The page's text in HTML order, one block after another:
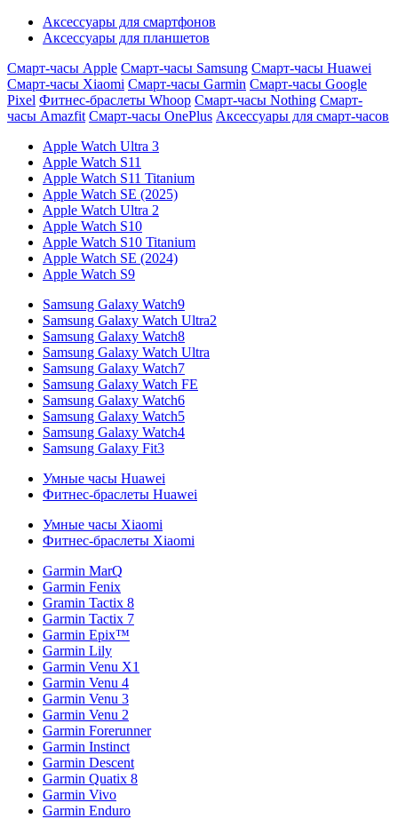
Аксессуары для смартфонов
Аксессуары для планшетов
Смарт-часы Apple Смарт-часы Samsung Смарт-часы Huawei
Смарт-часы Xiaomi Смарт-часы Garmin Смарт-часы Google
Pixel Фитнес-браслеты Whoop Смарт-часы Nothing Смарт-
часы Amazfit Смарт-часы OnePlus Аксессуары для смарт-часов
Apple Watch Ultra 3
Apple Watch S11
Apple Watch S11 Titanium
Apple Watch SE (2025)
Apple Watch Ultra 2
Apple Watch S10
Apple Watch S10 Titanium
Apple Watch SE (2024)
Apple Watch S9
Samsung Galaxy Watch9
Samsung Galaxy Watch Ultra2
Samsung Galaxy Watch8
Samsung Galaxy Watch Ultra
Samsung Galaxy Watch7
Samsung Galaxy Watch FE
Samsung Galaxy Watch6
Samsung Galaxy Watch5
Samsung Galaxy Watch4
Samsung Galaxy Fit3
Умные часы Huawei
Фитнес-браслеты Huawei
Умные часы Xiaomi
Фитнес-браслеты Xiaomi
Garmin MarQ
Garmin Fenix
Gramin Tactix 8
Garmin Tactix 7
Garmin Epix™
Garmin Lily
Garmin Venu X1
Garmin Venu 4
Garmin Venu 3
Garmin Venu 2
Garmin Forerunner
Garmin Instinct
Garmin Descent
Garmin Quatix 8
Garmin Vivo
Garmin Enduro